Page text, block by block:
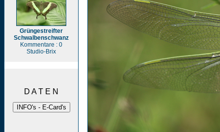
Grüngestreifter
Schwalbenschwanz
Kommentare : 0
Studio-Brix
D A T E N